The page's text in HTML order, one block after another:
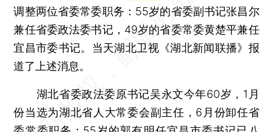
调整两位省委常委职务：55岁的省委副书记张昌尔
兼任省委政法委书记，49岁的省委常委黄楚平兼任
宜昌市委书记。当天湖北卫视《湖北新闻联播》报
道了上述消息。
湖北省委政法委原书记吴永文今年60岁，1月
份当选为湖北省人大常委会副主任，6月份卸任省